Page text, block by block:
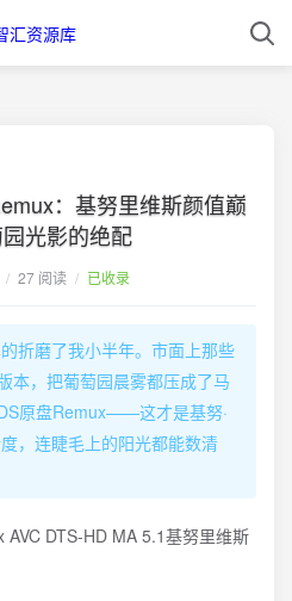
：基努里维斯颜值巅
光影的绝配
/ 27 阅读 / 已收录
折磨了我小半年。市面上那些
本，把葡萄园晨雾都压成了马
原盘Remux——这才是基努·
，连睫毛上的阳光都能数清